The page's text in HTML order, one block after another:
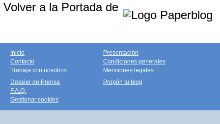
Volver a la Portada de
Inicio
Contacto
Trabaja con nosotros
Presentación
Condiciones generales
Menciones legales
Dossier de Prensa
F.A.Q.
Gestionar cookies
Propón tu blog